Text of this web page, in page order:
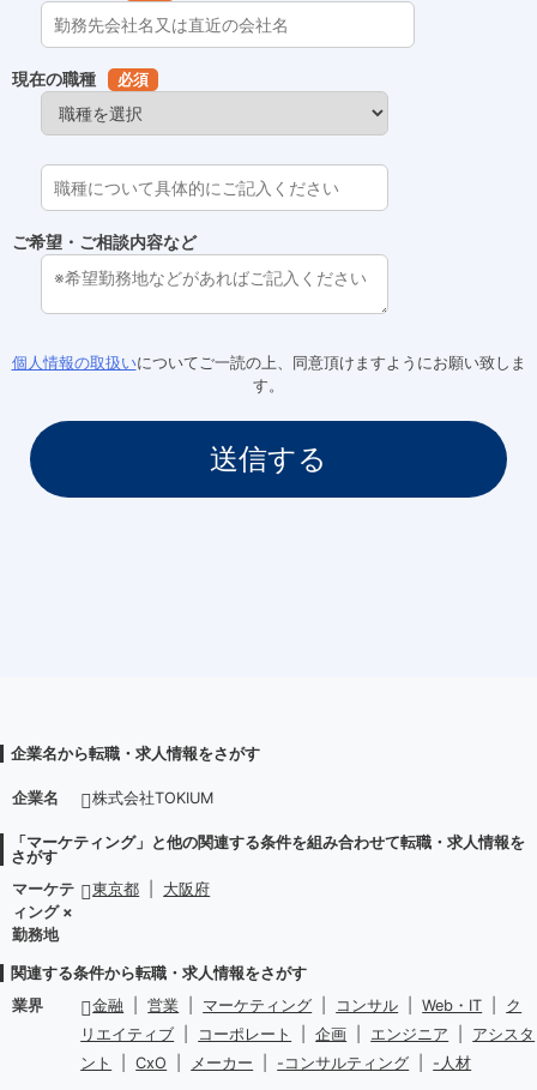
現在の職種 必須
ご希望・ご相談内容など
個人情報の取扱いについてご一読の上、同意頂けますようにお願い致しま
す。
企業名から転職・求人情報をさがす
企業名 株式会社TOKIUM
「マーケティング」と他の関連する条件を組み合わせて転職・求人情報を
さがす
マーケテ
ィング ×
勤務地
東京都 大阪府
関連する条件から転職・求人情報をさがす
業界
金融 営業 マーケティング コンサル Web・IT
ク
リエイティブ
コーポレート 企画 エンジニア
アシスタ
ント
CxO メーカー -コンサルティング -人材